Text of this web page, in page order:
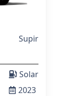
Supir
Solar
2023